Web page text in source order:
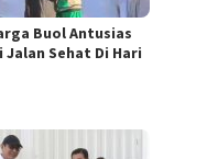
Buol Antusias
Sehat Di Hari